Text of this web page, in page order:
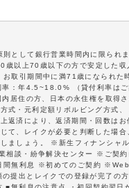
として銀行営業時間内に限られま
歳以上70歳以下の方で安定した
取引期間中に満71歳になられた
：年4.5~18.0% （貸付利率はご
居住の方、日本の永住権を取得
式・元利定額リボルビング方式
返済により、返済期間・回数は
て、レイクが必要と判断した場
ましょう。 ※新生フィナンシャ
談・紛争解決センター ※ご契約
無利息 ※初めてのご契約
の提出とレイクでの登録が完了